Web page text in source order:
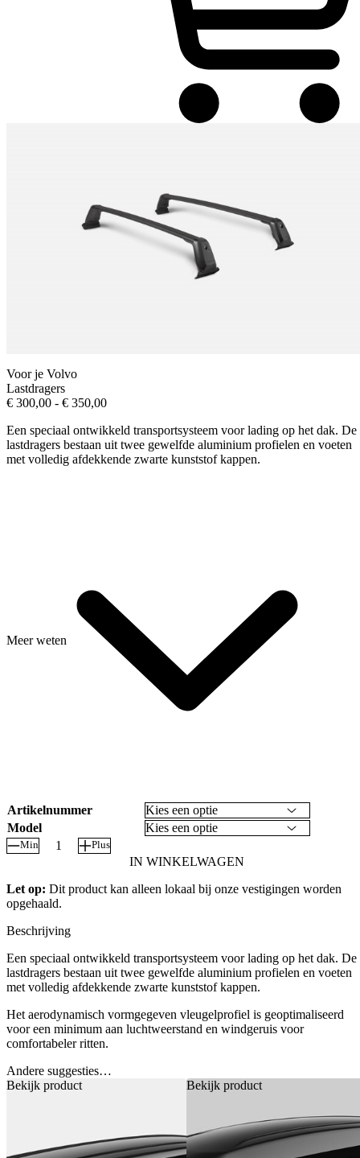
Voor je Volvo
Lastdragers
€ 300,00 - € 350,00Prijsklasse:
tot
€ 350,00
Een speciaal ontwikkeld transportsysteem voor lading op het dak. De
lastdragers bestaan uit twee gewelfde aluminium profielen en voeten
met volledig afdekkende zwarte kunststof kappen.
Meer weten
Artikelnummer
Model
Lastdragers
Plus
Min
IN WINKELWAGEN
Let op: Dit product kan alleen lokaal bij onze vestigingen worden
opgehaald.
Beschrijving
Een speciaal ontwikkeld transportsysteem voor lading op het dak. De
lastdragers bestaan uit twee gewelfde aluminium profielen en voeten
met volledig afdekkende zwarte kunststof kappen.
Het aerodynamisch vormgegeven vleugelprofiel is geoptimaliseerd
voor een minimum aan luchtweerstand en windgeruis voor
comfortabeler ritten.
Andere suggesties…
Bekijk product
Bekijk product